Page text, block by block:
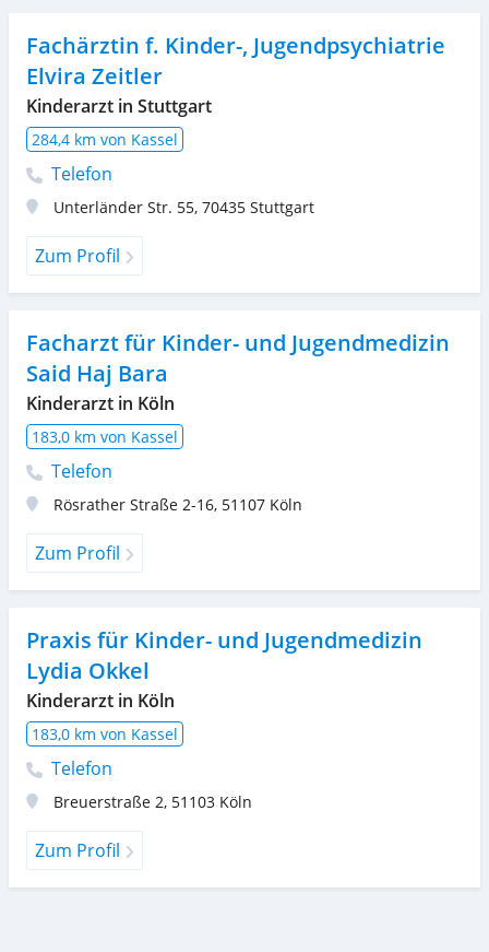
Fachärztin f. Kinder-, Jugendpsychiatrie
Elvira Zeitler
Kinderarzt in Stuttgart
284,4 km von Kassel
Telefon
Unterländer Str. 55, 70435 Stuttgart
Zum Profil
Facharzt für Kinder- und Jugendmedizin
Said Haj Bara
Kinderarzt in Köln
183,0 km von Kassel
Telefon
Rösrather Straße 2-16, 51107 Köln
Zum Profil
Praxis für Kinder- und Jugendmedizin
Lydia Okkel
Kinderarzt in Köln
183,0 km von Kassel
Telefon
Breuerstraße 2, 51103 Köln
Zum Profil